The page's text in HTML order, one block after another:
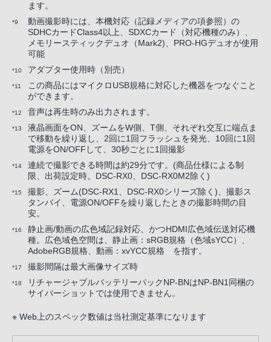
ます。
*9
動画撮影時には、本機対応（記録メディアの項参照）の
SDHCカードClass4以上、SDXCカード（対応機種のみ）、
メモリースティックデュオ（Mark2)、PRO-HGデュオが使用
可能
*10 アダプター使用時（別売）
*11
この商品にはマイクロUSB規格に対応した機器をつなぐこと
ができます。
*12 音声は再生時のみ出力されます。
*13
液晶画面をON、ズームをW側、T側、それぞれ交互に端点ま
で移動を繰り返し、2回に1回フラッシュを発光、10回に1回
電源をON/OFFして、30秒ごとに1回撮影
*14
連続で撮影できる時間は約29分です。(商品仕様による制
限、出荷設定時。DSC-RX0、DSC-RX0M2除く)
*15
撮影、ズーム(DSC-RX1、DSC-RX0シリーズ除く)、撮影ス
タンバイ、電源ON/OFFを繰り返したときの撮影時間の目
安。
*16
静止画/動画の広色域記録対応、かつHDMI広色域伝送対応機
種。広色域色空間は、静止画：sRGB規格（色域sYCC）、
AdobeRGB規格、動画：xvYCC規格 を指す。
*17 撮影間隔は最大画像サイズ時
*18
リチャージャブルバッテリーパックNP-BNはNP-BN1同梱の
サイバーショットでは使用できません。
※ Web上のスペック数値は当社測定基準になります